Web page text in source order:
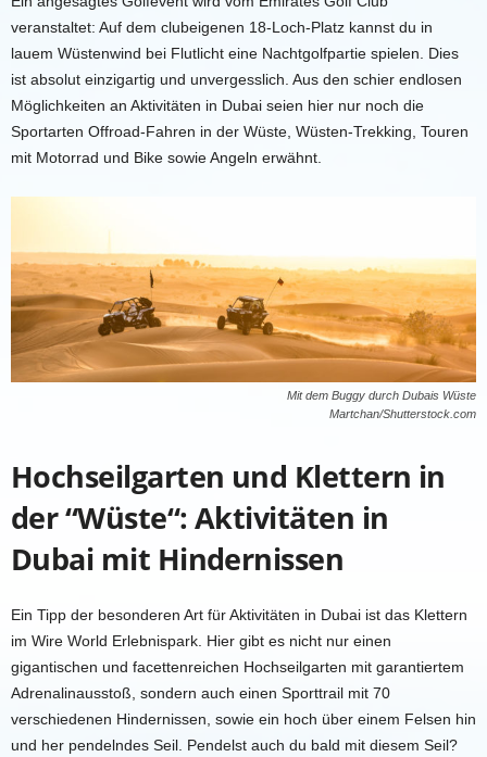
veranstaltet: Auf dem clubeigenen 18-Loch-Platz kannst du in
lauem Wüstenwind bei Flutlicht eine Nachtgolfpartie spielen. Dies
ist absolut einzigartig und unvergesslich. Aus den schier endlosen
Möglichkeiten an Aktivitäten in Dubai seien hier nur noch die
Sportarten Offroad-Fahren in der Wüste, Wüsten-Trekking, Touren
mit Motorrad und Bike sowie Angeln erwähnt.
Mit dem Buggy durch Dubais Wüste
Martchan/Shutterstock.com
Hochseilgarten und Klettern in
der “Wüste“: Aktivitäten in
Dubai mit Hindernissen
Ein Tipp der besonderen Art für Aktivitäten in Dubai ist das Klettern
im Wire World Erlebnispark. Hier gibt es nicht nur einen
gigantischen und facettenreichen Hochseilgarten mit garantiertem
Adrenalinausstoß, sondern auch einen Sporttrail mit 70
verschiedenen Hindernissen, sowie ein hoch über einem Felsen hin
und her pendelndes Seil. Pendelst auch du bald mit diesem Seil?